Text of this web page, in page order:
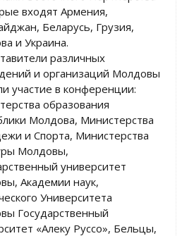
входят Армения,
Беларусь, Грузия,
и Украина.
различных
и организаций Молдовы
участие в конференции:
образования
Молдова, Министерства
и Спорта, Министерства
Молдовы,
университет
Академии наук,
Университета
Государственный
«Алеку Руссо», Бельцы,